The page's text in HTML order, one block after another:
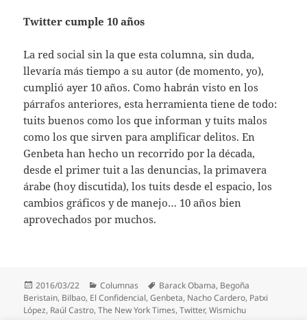
Twitter cumple 10 años
La red social sin la que esta columna, sin duda,
llevaría más tiempo a su autor (de momento, yo),
cumplió ayer 10 años. Como habrán visto en los
párrafos anteriores, esta herramienta tiene de todo:
tuits buenos como los que informan y tuits malos
como los que sirven para amplificar delitos. En
Genbeta han hecho un recorrido por la década,
desde el primer tuit a las denuncias, la primavera
árabe (hoy discutida), los tuits desde el espacio, los
cambios gráficos y de manejo… 10 años bien
aprovechados por muchos.
Publicado
el
2016/03/22 Categorías
Columnas Etiquetas
Barack Obama, Begoña
Beristain, Bilbao, El Confidencial,Genbeta, Nacho Cardero, Patxi
López, Raúl Castro,The New York Times,Twitter,Wismichu